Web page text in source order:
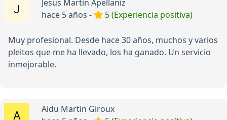
Jesus Martin Apellaniz
hace 5 años -
5 (Experiencia positiva)
Muy profesional. Desde hace 30 años, muchos y varios
pleitos que me ha llevado, los ha ganado. Un servicio
inmejorable.
Aidu Martin Giroux